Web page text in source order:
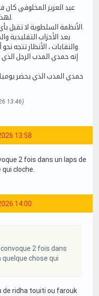
عبد العزيز المخلوفي
بعد الأحزاب التقليدية
إنه حمدي المدب الرجل
حمدي المدب الذي يحضر
13:46)
13:58
2 fois dans un laps de
cloche.
14:00
2 fois dans
chose qui
de ridha touiti ou farouk